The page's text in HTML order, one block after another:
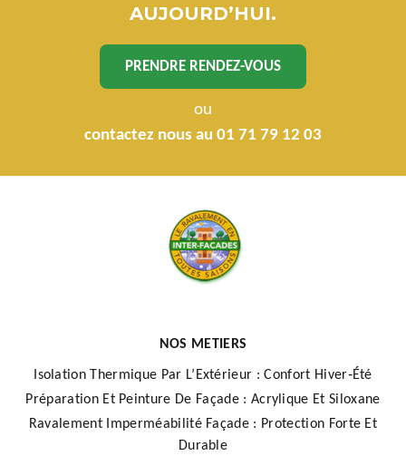
AUJOURD’HUI.
PRENDRE RENDEZ-VOUS
ou
contactez nous au 01 71 79 12 03
NOS METIERS
Isolation Thermique Par L’Extérieur : Confort Hiver‑Été
Préparation Et Peinture De Façade : Acrylique Et Siloxane
Ravalement Imperméabilité Façade : Protection Forte Et
Durable